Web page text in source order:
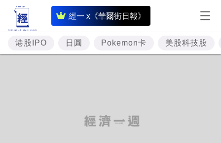
經一 x《華爾街日報》
即
時
財
經
港股IPO 日圓 Pokemon卡 美股科技股